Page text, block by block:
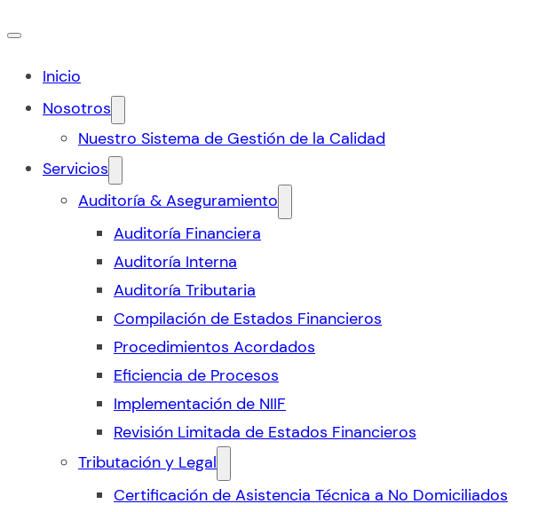
Inicio
Nosotros
Nuestro Sistema de Gestión de la Calidad
Servicios
Auditoría & Aseguramiento
Auditoría Financiera
Auditoría Interna
Auditoría Tributaria
Compilación de Estados Financieros
Procedimientos Acordados
Eficiencia de Procesos
Implementación de NIIF
Revisión Limitada de Estados Financieros
Tributación y Legal
Certificación de Asistencia Técnica a No Domiciliados